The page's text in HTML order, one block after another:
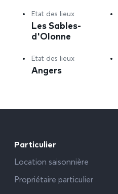
Etat des lieux
Les Sables-
d'Olonne
Etat des lieux
Angers
Particulier
Location saisonnière
Propriétaire particulier